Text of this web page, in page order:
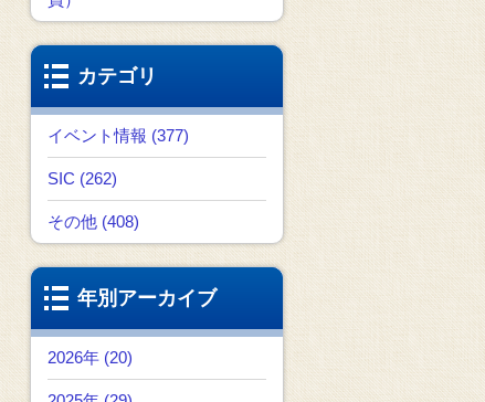
カテゴリ
イベント情報 (377)
SIC (262)
その他 (408)
年別アーカイブ
2026年 (20)